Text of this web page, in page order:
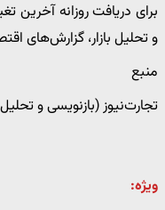
برای دریافت روزانه آخرین
و تحلیل بازار، گزارش‌های
منبع
تجارت‌نیوز (بازنویسی و
ویژه: